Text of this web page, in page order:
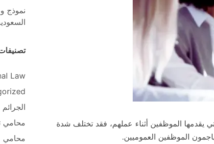
يقدمها الموظفين أثناء عملهم، فقد تختلف شدة
نموذج
Law
الجرائم
محامي
محامي